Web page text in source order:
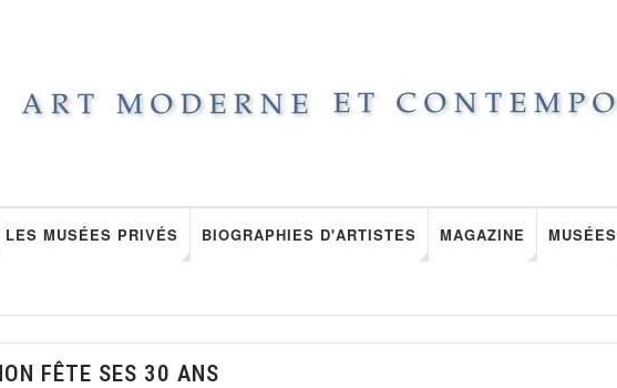
LES MUSÉES PRIVÉS BIOGRAPHIES D'ARTISTES MAGAZINE MUSÉES
FÊTE SES 30 ANS